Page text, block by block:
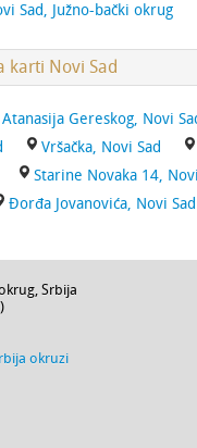
Sad, Južno-bački okrug
karti Novi Sad
Atanasija Gereskog, Novi
Vršačka, Novi Sad
Starine Novaka 14,
Đorđa Jovanovića, Novi Sad
, Srbija
)
okruzi